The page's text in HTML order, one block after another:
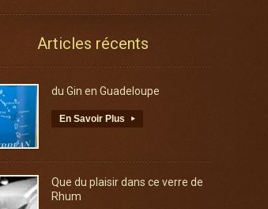
Articles récents
du Gin en Guadeloupe
En Savoir Plus ▸
Que du plaisir dans ce verre de
Rhum